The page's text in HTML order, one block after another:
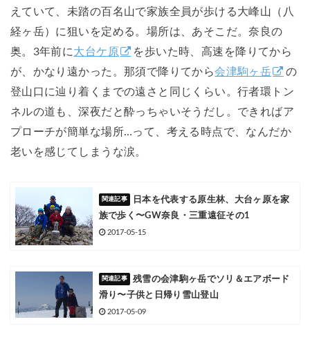
えていて、未踏の百名山で家族全員が歩ける大峰山（八
経ヶ岳）に狙いを定める。場所は、あそこだ。奈良の
奥。3年前に大台ケ原
を歩いた時、高速を降りてから
が、かなり遠かった。那須で降りてから会津駒ヶ岳
の
登山口に辿り着くまでの遠さと同じくらい。行者環トン
ネルの道も、深夜だと酔っちゃいそうだし。できればア
プローチが簡単な場所…って、考える時点で、なんだか
老いを感じてしまうな涙。
日本を代表する原生林、大台ヶ原を家
族で歩く〜GW奈良・三重遠征その1
2017-05-15
残雪の会津駒ヶ岳でソリ＆エアボード
滑り〜子供と日帰り雪山登山
2017-05-09